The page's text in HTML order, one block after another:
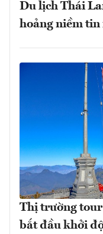
Du lịch Thái
hoảng niềm tin
Thị trường
bắt đầu khởi